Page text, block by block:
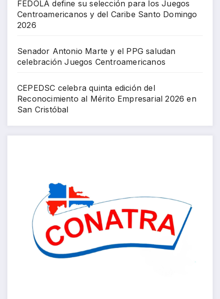
FEDOLA define su selección para los Juegos
Centroamericanos y del Caribe Santo Domingo
2026
Senador Antonio Marte y el PPG saludan
celebración Juegos Centroamericanos
CEPEDSC celebra quinta edición del
Reconocimiento al Mérito Empresarial 2026 en
San Cristóbal